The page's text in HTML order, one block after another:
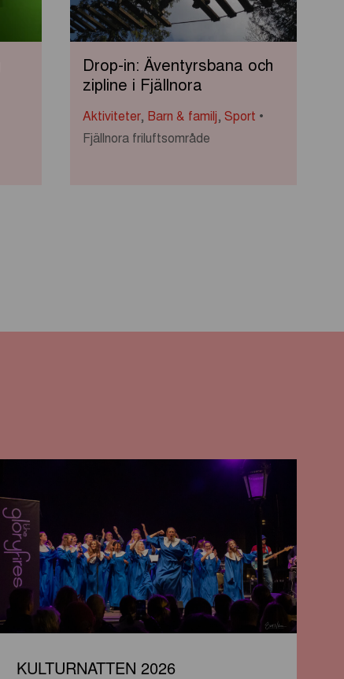
Drop-in: Äventyrsbana och
zipline i Fjällnora
Aktiviteter, Barn & familj, Sport
Fjällnora friluftsområde
KULTURNATTEN 2026